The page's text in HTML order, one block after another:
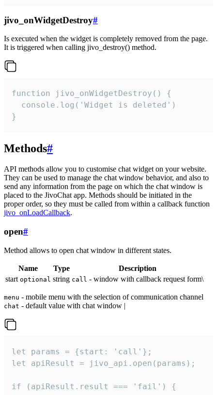
jivo_onWidgetDestroy#
Is executed when the widget is completely removed from the page.
It is triggered when calling jivo_destroy() method.
function jivo_onWidgetDestroy() {
  console.log('Widget is deleted')
}
Methods#
API methods allow you to customise chat widget on your website.
They can be used to manage the chat window behavior, and also to
send any information from the page on which the chat window is
placed to the JivoChat app. Methods should be initiated in the
proper order, so they must be called from within a callback function
jivo_onLoadCallback.
open#
Method allows to open chat window in different states.
Name Type
Description
start optional string call - window with callback request form\
menu - mobile menu with the selection of communication channel
chat - default value with chat window |
let params = {start: 'call'};
let apiResult = jivo_api.open(params);
if (apiResult.result === 'fail') {